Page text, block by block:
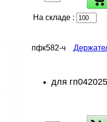
На складе :
пфк582-ч
для